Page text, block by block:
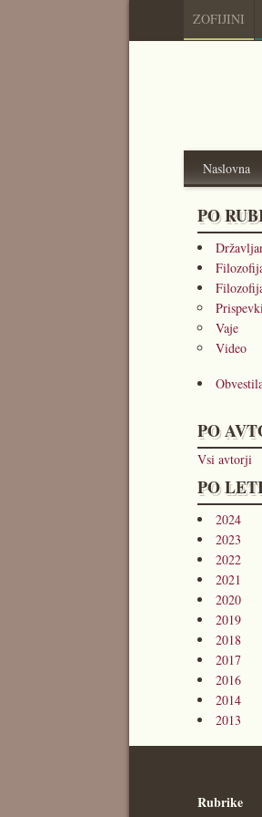
ZOFIJINI
Naslovna
PO
Vaje
Video
PO
Vsi avtorji
PO
2024
2023
2022
2021
2020
2019
2018
2017
2016
2014
2013
Rubrike